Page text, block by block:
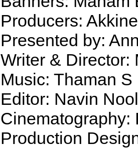
Producers:
Presented by:
Writer & Director:
Music: Thaman S
Editor: Navin
Cinematography:
Production